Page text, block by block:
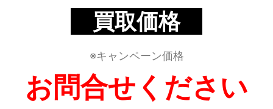
買取価格
※キャンペーン価格
お問合せください